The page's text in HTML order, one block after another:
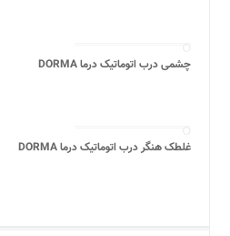
چشمی درب اتوماتیک درما DORMA
غلطک هنگر درب اتوماتیک درما DORMA